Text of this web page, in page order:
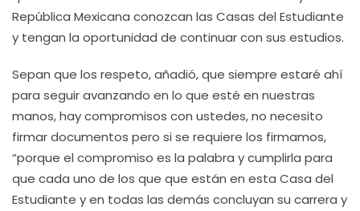
República Mexicana conozcan las Casas del Estudiante
y tengan la oportunidad de continuar con sus estudios.
Sepan que los respeto, añadió, que siempre estaré ahí
para seguir avanzando en lo que esté en nuestras
manos, hay compromisos con ustedes, no necesito
firmar documentos pero si se requiere los firmamos,
“porque el compromiso es la palabra y cumplirla para
que cada uno de los que que están en esta Casa del
Estudiante y en todas las demás concluyan su carrera y